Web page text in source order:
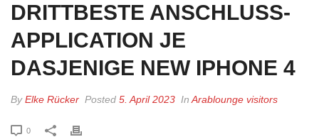
DRITTBESTE ANSCHLUSS-
APPLICATION JE
DASJENIGE NEW IPHONE 4
ByElke Rücker Posted 5. April 2023 In Arablounge visitors
0